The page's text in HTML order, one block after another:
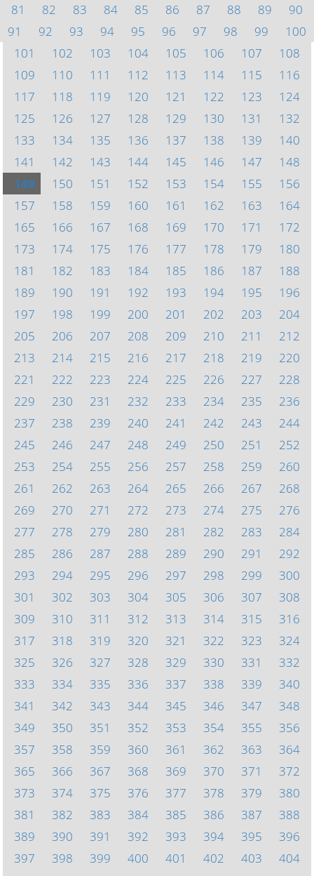
81
82 83 84 85 86 87 88 89
90
91
92 93 94 95 96 97 98 99
100
101
102 103 104 105 106 107
108
109
110 111 112 113 114 115
116
117
118 119 120 121 122 123
124
125
126 127 128 129 130 131
132
133
134 135 136 137 138 139
140
141
142 143 144 145 146 147
148
149
150 151 152 153 154 155
156
157
158 159 160 161 162 163
164
165
166 167 168 169 170 171
172
173
174 175 176 177 178 179
180
181
182 183 184 185 186 187
188
189
190 191 192 193 194 195
196
197
198 199 200 201 202 203
204
205
206 207 208 209 210 211
212
213
214 215 216 217 218 219
220
221
222 223 224 225 226 227
228
229
230 231 232 233 234 235
236
237
238 239 240 241 242 243
244
245
246 247 248 249 250 251
252
253
254 255 256 257 258 259
260
261
262 263 264 265 266 267
268
269
270 271 272 273 274 275
276
277
278 279 280 281 282 283
284
285
286 287 288 289 290 291
292
293
294 295 296 297 298 299
300
301
302 303 304 305 306 307
308
309
310 311 312 313 314 315
316
317
318 319 320 321 322 323
324
325
326 327 328 329 330 331
332
333
334 335 336 337 338 339
340
341
342 343 344 345 346 347
348
349
350 351 352 353 354 355
356
357
358 359 360 361 362 363
364
365
366 367 368 369 370 371
372
373
374 375 376 377 378 379
380
381
382 383 384 385 386 387
388
389
390 391 392 393 394 395
396
397
398 399 400 401 402 403
404